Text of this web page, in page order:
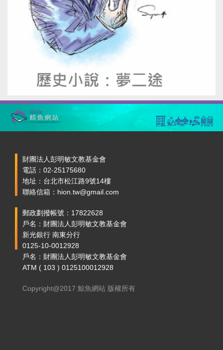
財團法人彭明敏文教基金會
電話：02-25175680
地址：台北市松江路9號14樓
聯絡信箱：hion.tw@gmail.com
郵政劃撥帳號：17822628
戶名：財團法人彭明敏文教基金會
新光銀行 南東分行
0125-10-0012928
戶名：財團法人彭明敏文教基金會
ATM ( 103 ) 0125100012928
Copyright@2017 鯨魚網站 版權所有